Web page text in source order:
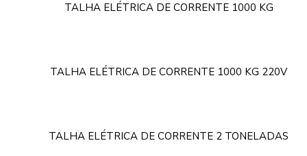
TALHA ELÉTRICA DE CORRENTE 1000 KG
TALHA ELÉTRICA DE CORRENTE 1000 KG 220V
TALHA ELÉTRICA DE CORRENTE 2 TONELADAS